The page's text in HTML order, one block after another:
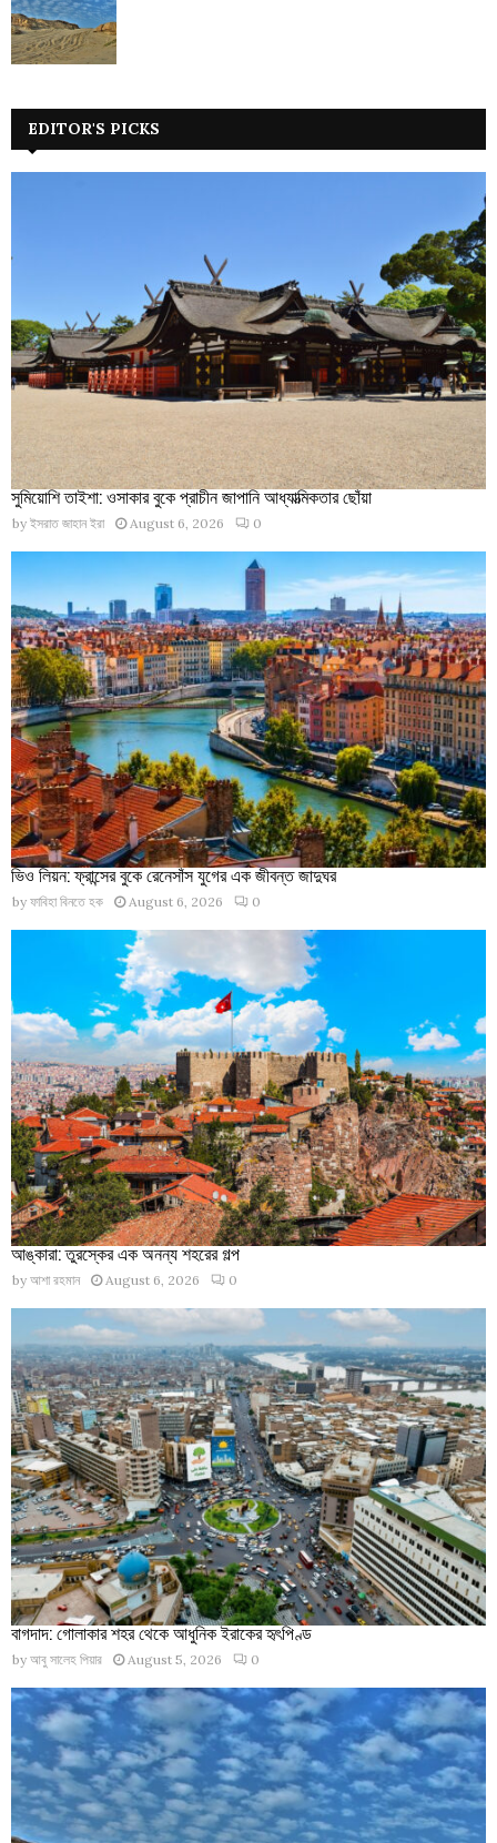
EDITOR'S PICKS
সুমিয়োশি তাইশা: ওসাকার বুকে প্রাচীন জাপানি আধ্যাত্মিকতার ছোঁয়া
by ইসরাত জাহান ইরা August 6, 2026 0
ভিও লিয়ন: ফ্রান্সের বুকে রেনেসাঁস যুগের এক জীবন্ত জাদুঘর
by ফাবিহা বিনতে হক August 6, 2026 0
আঙ্কারা: তুরস্কের এক অনন্য শহরের গল্প
by আশা রহমান August 6, 2026 0
বাগদাদ: গোলাকার শহর থেকে আধুনিক ইরাকের হৃৎপিণ্ড
by আবু সালেহ পিয়ার August 5, 2026 0